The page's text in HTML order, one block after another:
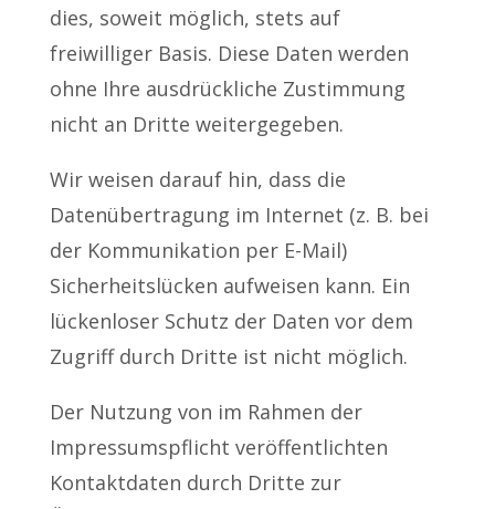
dies, soweit möglich, stets auf
freiwilliger Basis. Diese Daten werden
ohne Ihre ausdrückliche Zustimmung
nicht an Dritte weitergegeben.
Wir weisen darauf hin, dass die
Datenübertragung im Internet (z. B. bei
der Kommunikation per E-Mail)
Sicherheitslücken aufweisen kann. Ein
lückenloser Schutz der Daten vor dem
Zugriff durch Dritte ist nicht möglich.
Der Nutzung von im Rahmen der
Impressumspflicht veröffentlichten
Kontaktdaten durch Dritte zur